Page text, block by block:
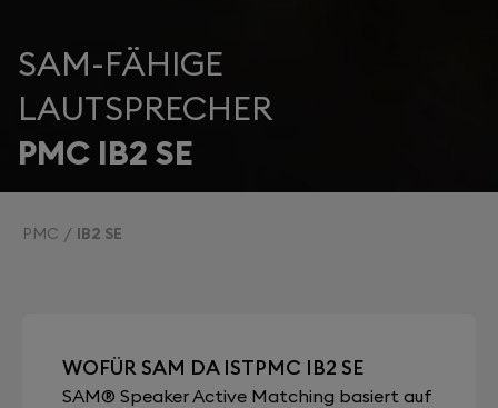
SAM-FÄHIGE
LAUTSPRECHER
PMC IB2 SE
PMC IB2 SE
WOFÜR SAM DA ISTPMC IB2 SE
SAM® Speaker Active Matching basiert auf